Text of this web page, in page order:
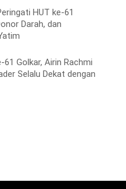
HUT ke-61
Darah, dan
61 Golkar, Airin Rachmi
Selalu Dekat dengan